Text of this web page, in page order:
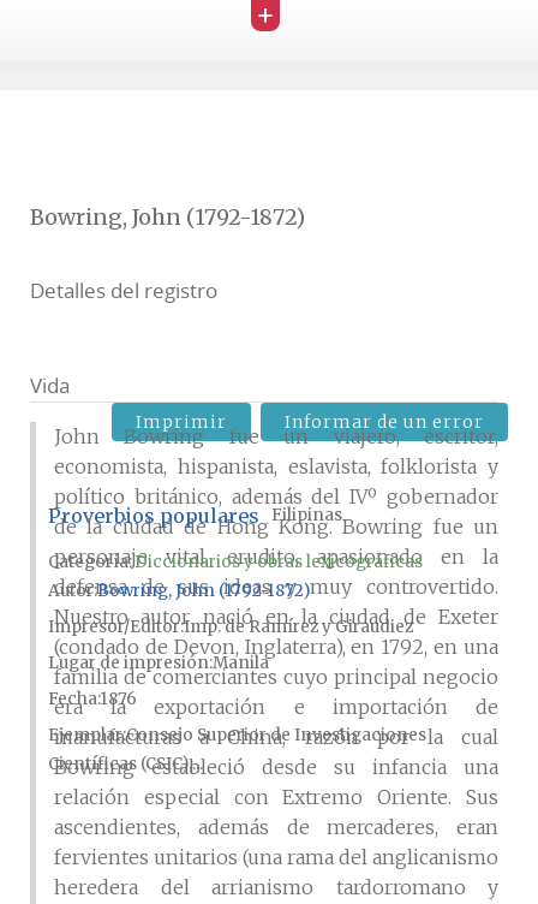
+
Bowring, John (1792-1872)
Detalles del registro
Vida
John Bowring fue un viajero, escritor,
economista, hispanista, eslavista, folklorista y
político británico, además del IVº gobernador
de la ciudad de Hong Kong. Bowring fue un
personaje vital, erudito, apasionado en la
defensa de sus ideas y muy controvertido.
Nuestro autor nació en la ciudad de Exeter
(condado de Devon, Inglaterra), en 1792, en una
familia de comerciantes cuyo principal negocio
era la exportación e importación de
manufacturas a China, razón por la cual
Bowring estableció desde su infancia una
relación especial con Extremo Oriente. Sus
ascendientes, además de mercaderes, eran
fervientes unitarios (una rama del anglicanismo
heredera del arrianismo tardorromano y
Imprimir Informar de un error
Proverbios populares Filipinas
Categoría:Diccionarios y obras lexicográficas
AutorBowring, John (1792-1872)
Impresor/EditorImp. de Ramírez y Giraudiez
Lugar de impresiónManila
Fecha1876
EjemplarConsejo Superior de Investigaciones
Científicas (CSIC),...